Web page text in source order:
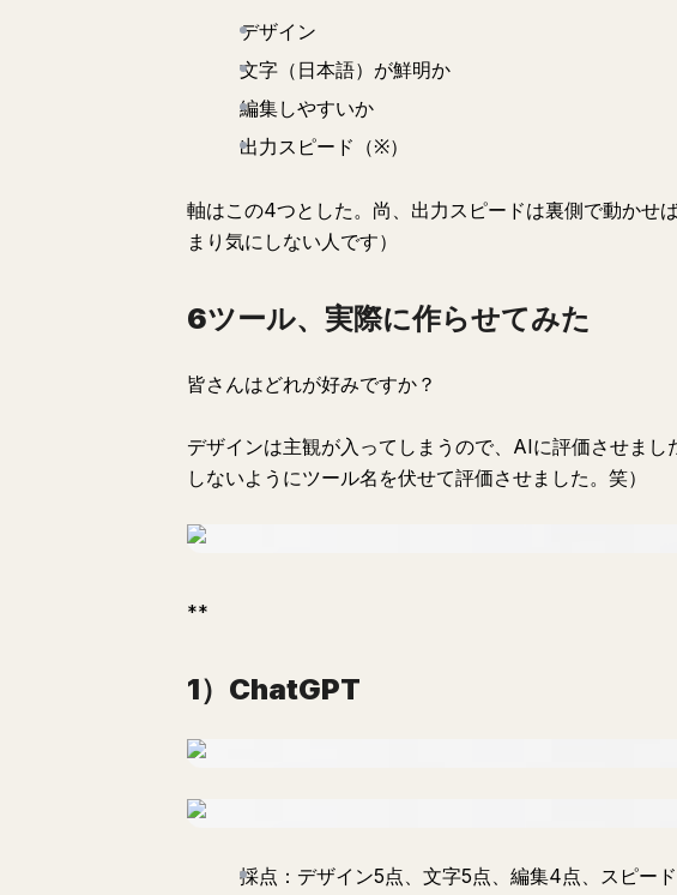
デザイン
文字（日本語）が鮮明か
編集しやすいか
出力スピード（※）
軸はこの4つとした。尚、出力スピードは裏側で動かせ
まり気にしない人です）
6ツール、実際に作らせてみた
皆さんはどれが好みですか？
デザインは主観が入ってしまうので、AIに評価させま
しないようにツール名を伏せて評価させました。笑）
**
1）ChatGPT
採点：デザイン5点、文字5点、編集4点、スピー